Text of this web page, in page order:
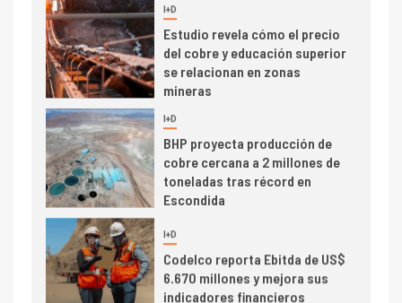
5 I+D
Estudio revela cómo el precio
del cobre y educación superior
se relacionan en zonas
mineras
6 I+D
BHP proyecta producción de
cobre cercana a 2 millones de
toneladas tras récord en
Escondida
I+D
Codelco reporta Ebitda de US$
6.670 millones y mejora sus
indicadores financieros